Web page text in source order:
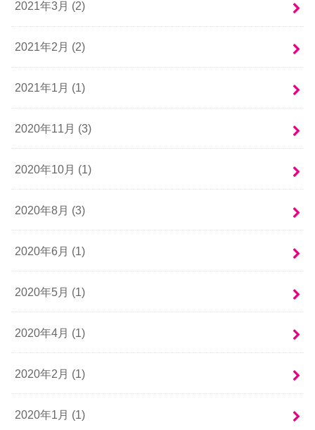
2021年3月 (2)
2021年2月 (2)
2021年1月 (1)
2020年11月 (3)
2020年10月 (1)
2020年8月 (3)
2020年6月 (1)
2020年5月 (1)
2020年4月 (1)
2020年2月 (1)
2020年1月 (1)